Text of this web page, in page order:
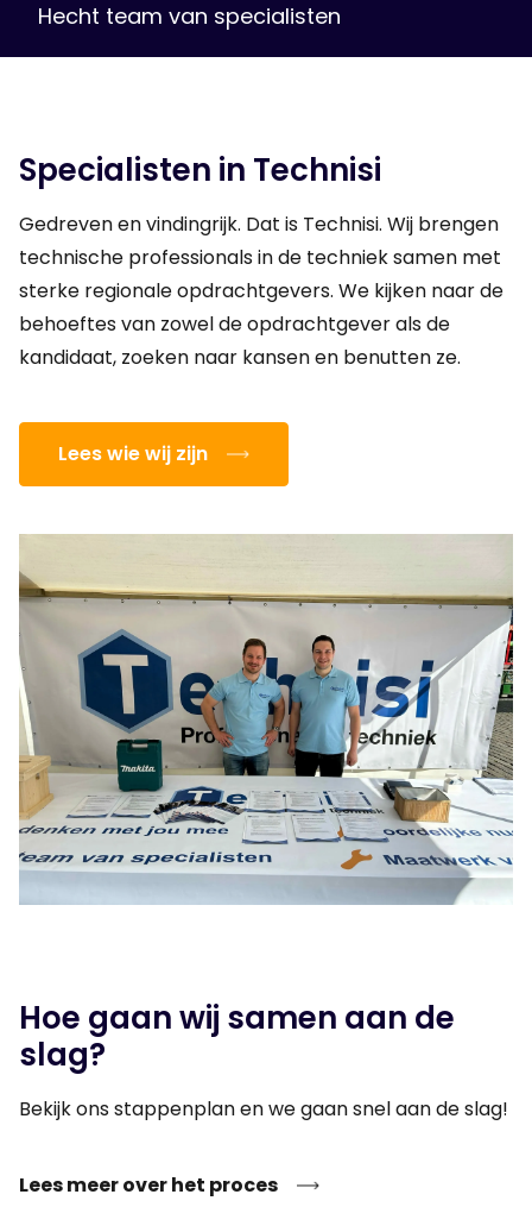
Hecht team van specialisten
Specialisten in Technisi
Gedreven en vindingrijk. Dat is Technisi. Wij brengen
technische professionals in de techniek samen met
sterke regionale opdrachtgevers. We kijken naar de
behoeftes van zowel de opdrachtgever als de
kandidaat, zoeken naar kansen en benutten ze.
Lees wie wij zijn
Hoe gaan wij samen aan de
slag?
Bekijk ons stappenplan en we gaan snel aan de slag!
Lees meer over het proces